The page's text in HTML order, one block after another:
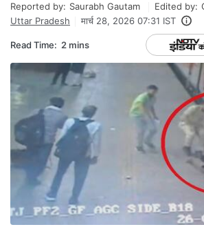
Reported by: Saurabh Gautam Edited by:
Uttar Pradesh
मार्च 28, 2026 07:31 IST
Read Time: 2 mins